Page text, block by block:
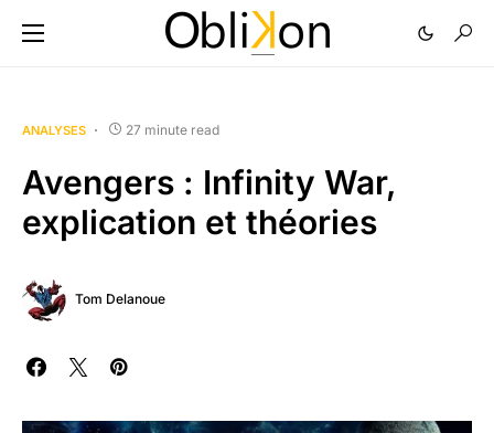
ANALYSES 27 minute read
Avengers : Infinity War,
explication et théories
Tom Delanoue